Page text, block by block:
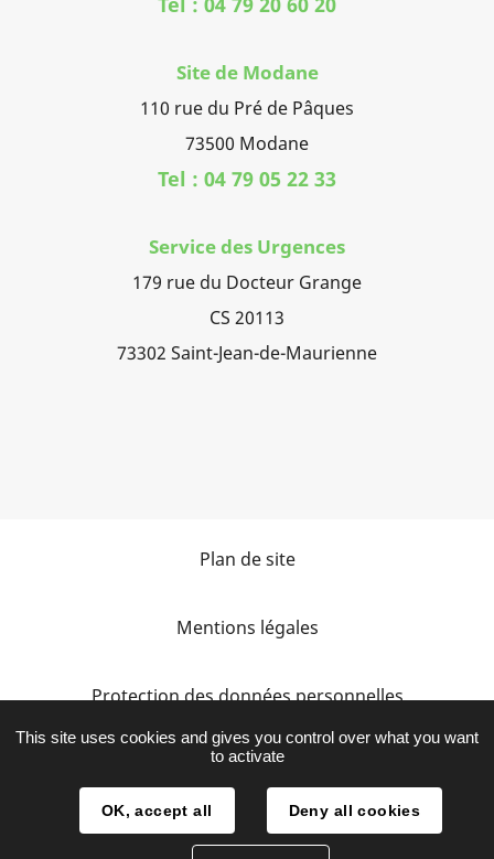
Site de Modane
110 rue du Pré de Pâques
73500 Modane
Tel : 04 79 05 22 33
Service des Urgences
179 rue du Docteur Grange
CS 20113
73302 Saint-Jean-de-Maurienne
Plan de site
Mentions légales
Protection des données personnelles
Accessibilité
This site uses cookies and gives you control over what you want
to activate
OK, accept all Deny all cookies